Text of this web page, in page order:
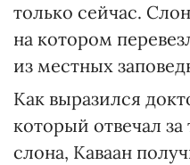
только сейчас.
на котором
из местных
Как выразился
который отвечал
слона, Каваан